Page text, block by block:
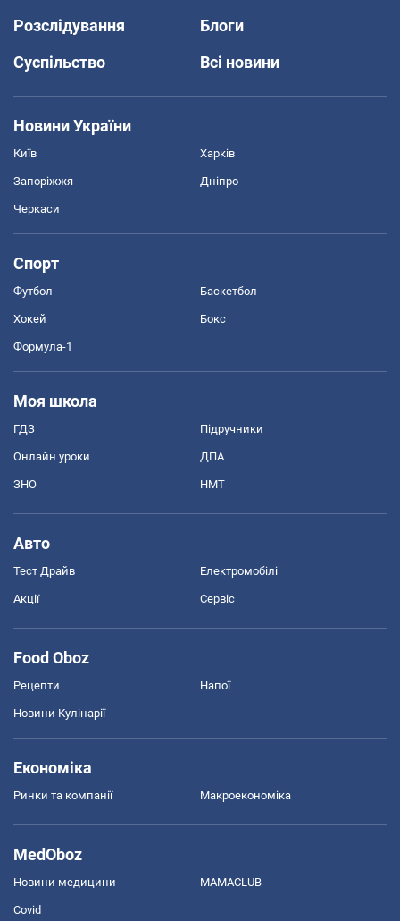
Розслідування
Блоги
Суспільство
Всі новини
Новини України
Київ Харків
Запоріжжя Дніпро
Черкаси
Спорт
Футбол Баскетбол
Хокей Бокс
Формула-1
Моя школа
ГДЗ Підручники
Онлайн уроки ДПА
ЗНО НМТ
Авто
Тест Драйв Електромобілі
Акції Сервіс
Food Oboz
Рецепти Напої
Новини Кулінарії
Економіка
Ринки та компанії Макроекономіка
MedOboz
Новини медицини MAMACLUB
Covid